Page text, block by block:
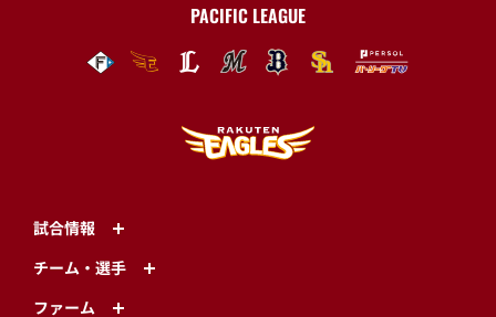
PACIFIC LEAGUE
試合情報
チーム・選手
ファーム